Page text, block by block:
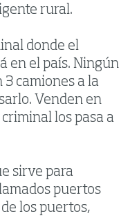
rural.
donde el
en el país. Ningún
camiones a la
Venden en
los pasa a
sirve para
puertos
los puertos,